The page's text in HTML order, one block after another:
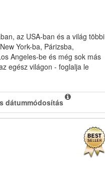
az USA-ban és a világ többi
York-ba, Párizsba,
Angeles-be és még sok más
egész világon - foglalja le
dátummódosítás